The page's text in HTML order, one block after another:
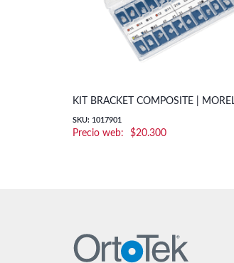
KIT BRACKET COMPOSITE |
SKU: 1017901
$20.300